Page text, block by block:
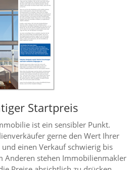
Startpreis
ist ein sensibler Punkt.
gerne den Wert Ihrer
einen Verkauf schwierig bis
Anderen stehen Immobilienmakler